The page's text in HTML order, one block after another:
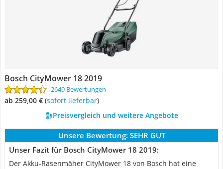
Bosch CityMower 18 2019
2649 Bewertungen
ab 259,00 € ( Sofort lieferbar)
Preisvergleich und weitere Angebote
Unsere Bewertung: SEHR GUT
Unser Fazit für Bosch CityMower 18 2019:
Der Akku-Rasenmäher CityMower 18 von Bosch hat eine